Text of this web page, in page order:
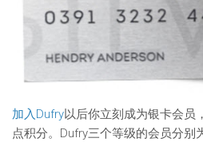
加入Dufry以后你立刻成为银卡会员
点积分。Dufry三个等级的会员分别